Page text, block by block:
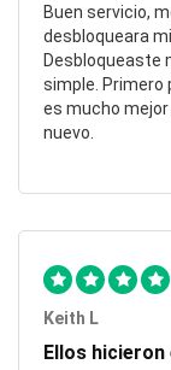
Buen servicio,
desbloqueara
Desbloqueaste
simple. Primero
es mucho
nuevo.
Keith L
Ellos